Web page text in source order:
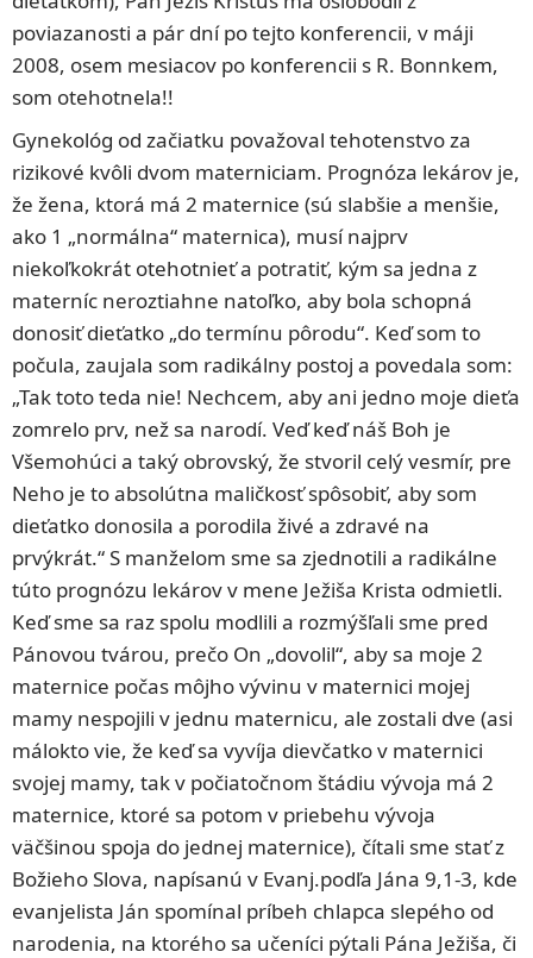
poviazanosti a pár dní po tejto konferencii, v máji
2008, osem mesiacov po konferencii s R. Bonnkem,
som otehotnela!!
Gynekológ od začiatku považoval tehotenstvo za
rizikové kvôli dvom materniciam. Prognóza lekárov je,
že žena, ktorá má 2 maternice (sú slabšie a menšie,
ako 1 „normálna“ maternica), musí najprv
niekoľkokrát otehotnieť a potratiť, kým sa jedna z
materníc neroztiahne natoľko, aby bola schopná
donosiť dieťatko „do termínu pôrodu“. Keď som to
počula, zaujala som radikálny postoj a povedala som:
„Tak toto teda nie! Nechcem, aby ani jedno moje dieťa
zomrelo prv, než sa narodí. Veď keď náš Boh je
Všemohúci a taký obrovský, že stvoril celý vesmír, pre
Neho je to absolútna maličkosť spôsobiť, aby som
dieťatko donosila a porodila živé a zdravé na
prvýkrát.“ S manželom sme sa zjednotili a radikálne
túto prognózu lekárov v mene Ježiša Krista odmietli.
Keď sme sa raz spolu modlili a rozmýšľali sme pred
Pánovou tvárou, prečo On „dovolil“, aby sa moje 2
maternice počas môjho vývinu v maternici mojej
mamy nespojili v jednu maternicu, ale zostali dve (asi
málokto vie, že keď sa vyvíja dievčatko v maternici
svojej mamy, tak v počiatočnom štádiu vývoja má 2
maternice, ktoré sa potom v priebehu vývoja
väčšinou spoja do jednej maternice), čítali sme stať z
Božieho Slova, napísanú v Evanj.podľa Jána 9,1-3, kde
evanjelista Ján spomínal príbeh chlapca slepého od
narodenia, na ktorého sa učeníci pýtali Pána Ježiša, či